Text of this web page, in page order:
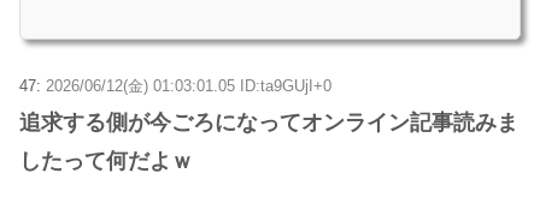
47: 2026/06/12(金) 01:03:01.05 ID:ta9GUjI+0
追求する側が今ごろになってオンライン記事読みま
したって何だよｗ